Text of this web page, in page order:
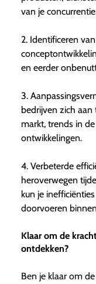
van je
2. Identificeren
en eerder
3.
bedrijven zich
markt, trends in
ontwikkelingen.
4. Verbeterde
heroverwegen
kun je
doorvoeren
Klaar om de
ontdekken?
Ben je klaar om